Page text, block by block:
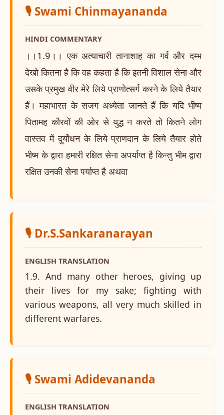
🎙️ Swami Chinmayananda
HINDI COMMENTARY
।।1.9।। एक अत्याचारी तानाशाह का गर्व और दम्भ
देखो कितना है कि वह कहता है कि इतनी विशाल सेना और
उसके प्रमुख वीर मेरे लिये प्राणोत्सर्ग करने के लिये तैयार
हैं। महाभारत के सजग अध्येता जानते हैं कि यदि भीष्म
पितामह कौरवों की ओर से युद्ध न करते तो कितने लोग
वास्तव में दुर्योधन के लिये प्राणदान के लिये तैयार होते
भीष्म के द्वारा हमारी रक्षित सेना अपर्याप्त है किन्तु भीम द्वारा
रक्षित उनकी सेना पर्याप्त है अथवा
🎙️ Dr.S.Sankaranarayan
ENGLISH TRANSLATION
1.9. And many other heroes, giving up
their lives for my sake; fighting with
various weapons, all very much skilled in
different warfares.
🎙️ Swami Adidevananda
ENGLISH TRANSLATION